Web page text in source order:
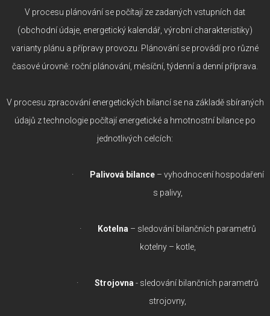
V procesu plánování se počítají ze zadaných vstupních dat
(obchodní údaje, energetický kalendář, výrobní charakteristiky)
varianty plánu a přípravy provozu. Plánování se provádí pro různé
časové úrovně: roční plánování, měsíční, týdenní a denní příprava.
V procesu zpracování energetických bilancí se na základě sbíraných
údajů z technologie počítají energetické a hmotnostní bilance po
jednotlivých celcích:
· Palivová bilance– vyhodnocení hospodaření
s palivy,
· Kotelna– sledování bilančních parametrů
kotelny – kotle,
·Strojovna- sledování bilančních parametrů
strojovny,